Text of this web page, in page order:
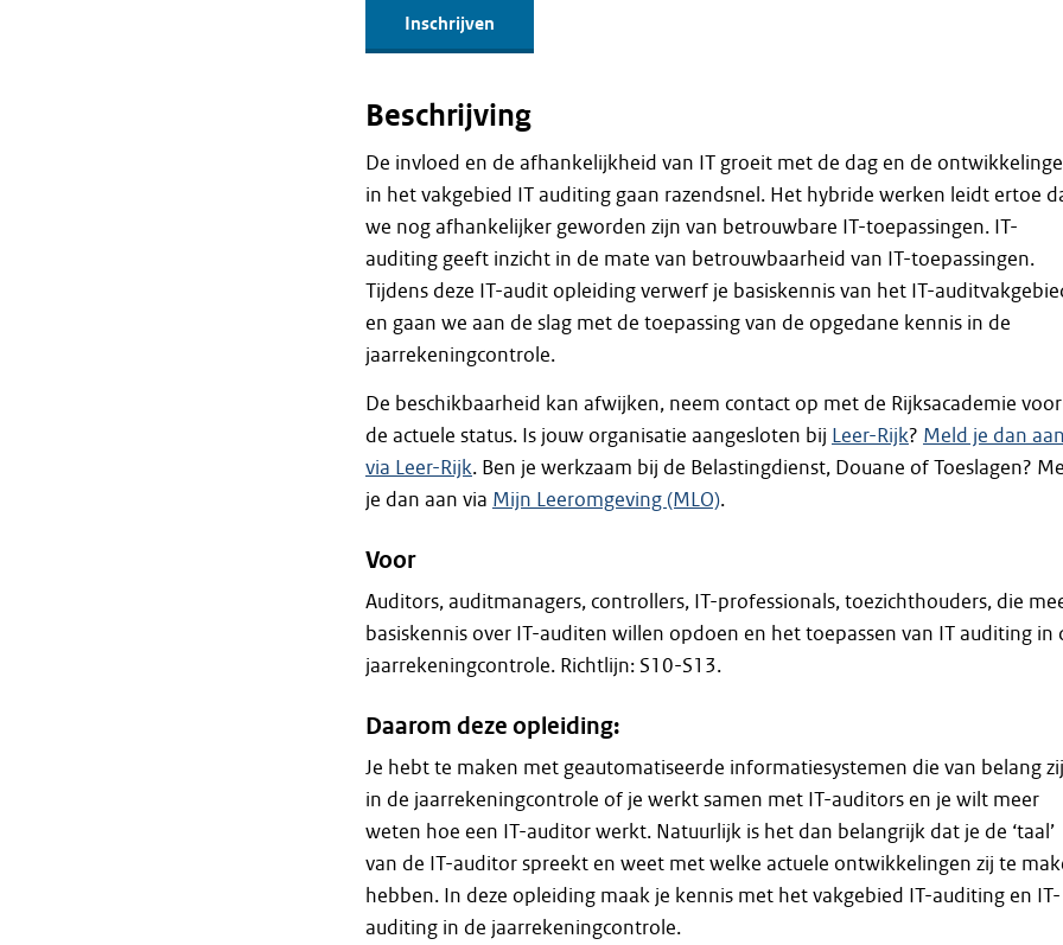
Inschrijven
Beschrijving
De invloed en de afhankelijkheid van IT groeit met de dag en de
in het vakgebied IT auditing gaan razendsnel. Het hybride werken leidt ertoe
we nog afhankelijker geworden zijn van betrouwbare IT-toepassingen. IT-
auditing geeft inzicht in de mate van betrouwbaarheid van IT-toepassingen.
Tijdens deze IT-audit opleiding verwerf je basiskennis van het IT-
en gaan we aan de slag met de toepassing van de opgedane kennis in de
jaarrekeningcontrole.
De beschikbaarheid kan afwijken, neem contact op met de Rijksacademie voor
de actuele status. Is jouw organisatie aangesloten bij Leer-Rijk? Meld je dan aan
via Leer-Rijk. Ben je werkzaam bij de Belastingdienst, Douane of Toeslagen?
je dan aan via Mijn Leeromgeving (MLO).
Voor
Auditors, auditmanagers, controllers, IT-professionals, toezichthouders, die
basiskennis over IT-auditen willen opdoen en het toepassen van IT auditing in
jaarrekeningcontrole. Richtlijn: S10-S13.
Daarom deze opleiding:
Je hebt te maken met geautomatiseerde informatiesystemen die van belang
in de jaarrekeningcontrole of je werkt samen met IT-auditors en je wilt meer
weten hoe een IT-auditor werkt. Natuurlijk is het dan belangrijk dat je de ‘taal’
van de IT-auditor spreekt en weet met welke actuele ontwikkelingen zij te
hebben. In deze opleiding maak je kennis met het vakgebied IT-auditing en IT-
auditing in de jaarrekeningcontrole.